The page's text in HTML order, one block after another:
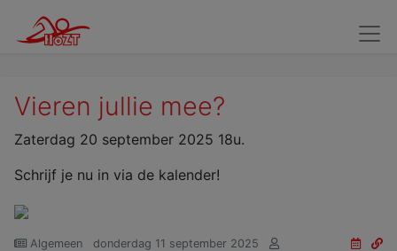
Wedstrijdzwemmers
Vieren jullie mee?
Zaterdag 20 september 2025 18u.
Schrijf je nu in via de kalender!
Algemeen donderdag 11 september 2025